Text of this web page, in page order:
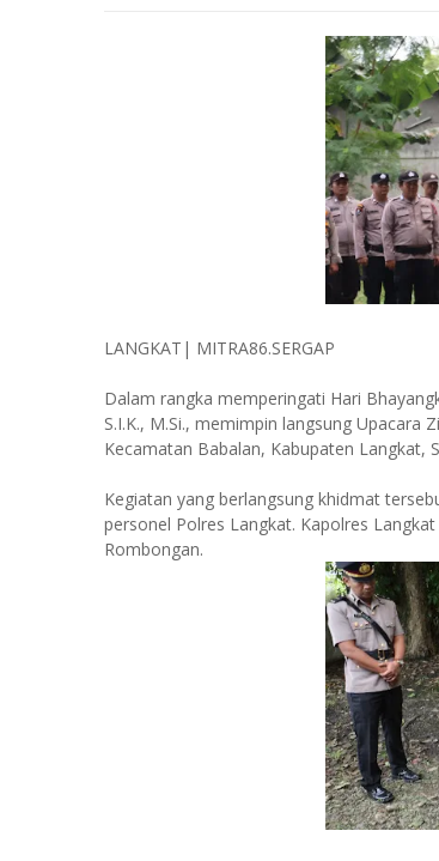
LANGKAT| MITRA86.SERGAP
Dalam rangka memperingati Hari
S.I.K., M.Si., memimpin langsung
Kecamatan Babalan, Kabupaten Langkat,
Kegiatan yang berlangsung khidmat
personel Polres Langkat. Kapolres
Rombongan.